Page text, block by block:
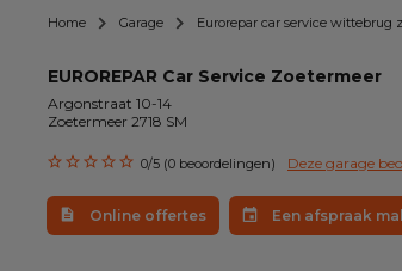
Onze occasions
Ons assortiment
Home Garage Eurorepar car service wittebrug
EUROREPAR Car Service Zoetermeer
Argonstraat 10-14
Zoetermeer 2718 SM
0/5 (0 beoordelingen) Deze garage
Online offertes Een afspraak